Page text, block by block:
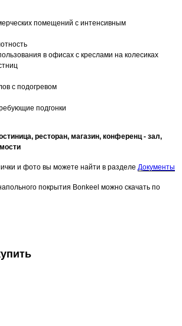
помещений с интенсивным
в офисах с креслами на колесиках
с подогревом
подгонки
ресторан, магазин, конференц - зал,
и фото вы можете найти в разделе Документы
покрытия Bonkeel можно скачать по